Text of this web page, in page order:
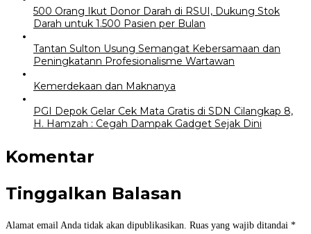
500 Orang Ikut Donor Darah di RSUI, Dukung Stok
Darah untuk 1.500 Pasien per Bulan
‎Tantan Sulton Usung Semangat Kebersamaan dan
Peningkatann Profesionalisme Wartawan
Kemerdekaan dan Maknanya
PGI Depok Gelar Cek Mata Gratis di SDN Cilangkap 8,
H. Hamzah : Cegah Dampak Gadget Sejak Dini
Komentar
Tinggalkan Balasan
Alamat email Anda tidak akan dipublikasikan. Ruas yang wajib ditandai *